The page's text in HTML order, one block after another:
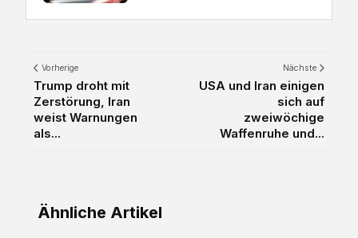
Vorherige
Trump droht mit
Zerstörung, Iran
weist Warnungen
als...
Nächste
USA und Iran einigen
sich auf
zweiwöchige
Waffenruhe und...
Ähnliche Artikel